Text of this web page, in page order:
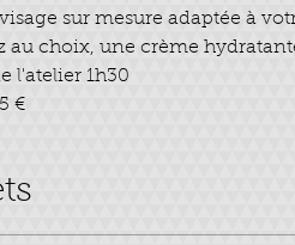
l'atelier 1h30
€